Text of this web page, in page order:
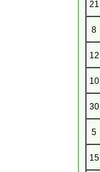
21
8
12
10
30
5
15